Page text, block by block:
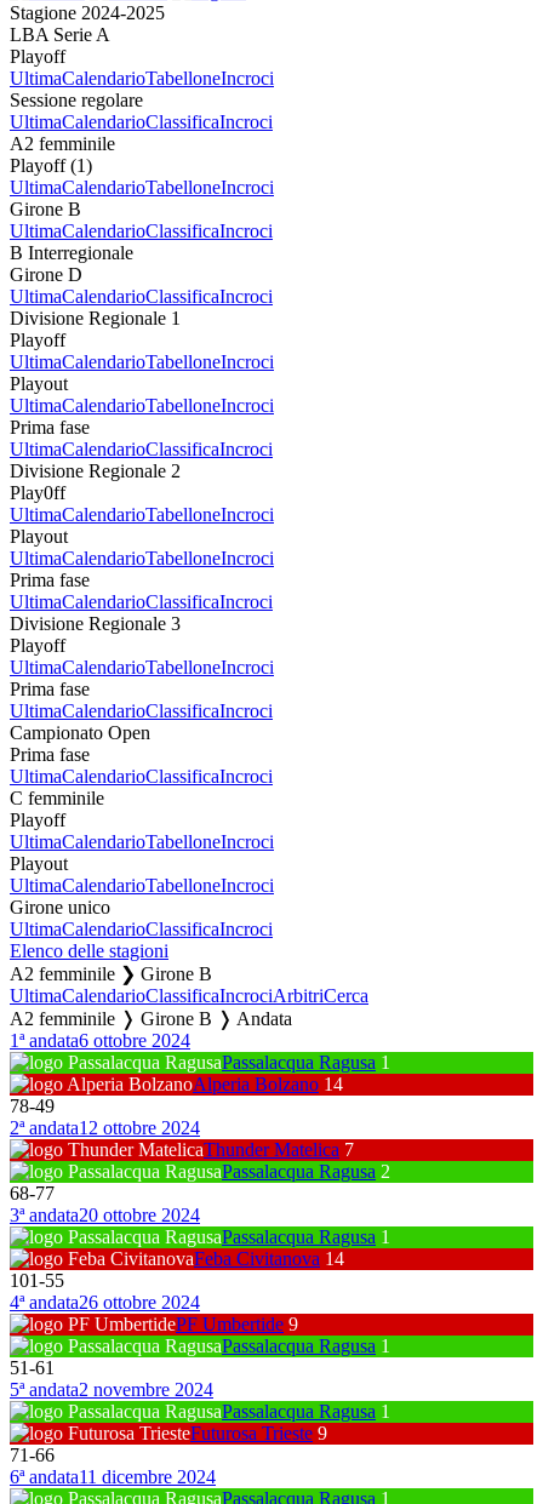
Stagione 2024-2025
LBA Serie A
Playoff
UltimaCalendarioTabelloneIncroci
Sessione regolare
UltimaCalendarioClassificaIncroci
A2 femminile
Playoff (1)
UltimaCalendarioTabelloneIncroci
Girone B
UltimaCalendarioClassificaIncroci
B Interregionale
Girone D
UltimaCalendarioClassificaIncroci
Divisione Regionale 1
Playoff
UltimaCalendarioTabelloneIncroci
Playout
UltimaCalendarioTabelloneIncroci
Prima fase
UltimaCalendarioClassificaIncroci
Divisione Regionale 2
Play0ff
UltimaCalendarioTabelloneIncroci
Playout
UltimaCalendarioTabelloneIncroci
Prima fase
UltimaCalendarioClassificaIncroci
Divisione Regionale 3
Playoff
UltimaCalendarioTabelloneIncroci
Prima fase
UltimaCalendarioClassificaIncroci
Campionato Open
Prima fase
UltimaCalendarioClassificaIncroci
C femminile
Playoff
UltimaCalendarioTabelloneIncroci
Playout
UltimaCalendarioTabelloneIncroci
Girone unico
UltimaCalendarioClassificaIncroci
Elenco delle stagioni
A2 femminile ❯ Girone B
UltimaCalendarioClassificaIncrociArbitriCerca
A2 femminile ❭ Girone B ❭ Andata
1ª andata6 ottobre 2024
Passalacqua Ragusa 1
Alperia Bolzano 14
78-49
2ª andata12 ottobre 2024
Thunder Matelica 7
Passalacqua Ragusa 2
68-77
3ª andata20 ottobre 2024
Passalacqua Ragusa 1
Feba Civitanova 14
101-55
4ª andata26 ottobre 2024
PF Umbertide 9
Passalacqua Ragusa 1
51-61
5ª andata2 novembre 2024
Passalacqua Ragusa 1
Futurosa Trieste 9
71-66
6ª andata11 dicembre 2024
Passalacqua Ragusa 1